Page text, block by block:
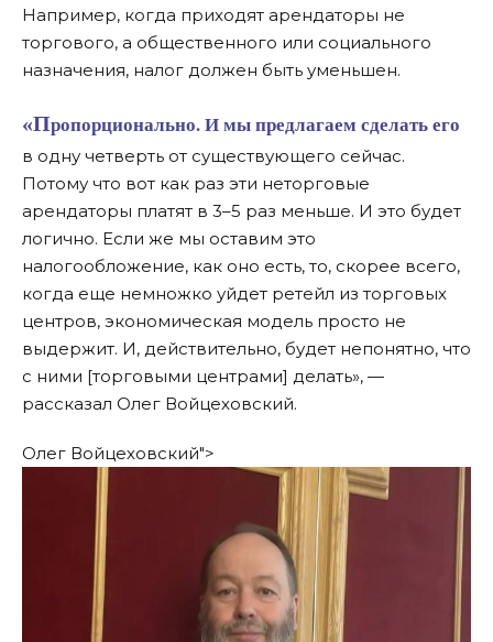
Например, когда приходят арендаторы не
торгового, а общественного или социального
назначения, налог должен быть уменьшен.
«Пропорционально. И мы предлагаем сделать его
в одну четверть от существующего сейчас.
Потому что вот как раз эти неторговые
арендаторы платят в 3–5 раз меньше. И это будет
логично. Если же мы оставим это
налогообложение, как оно есть, то, скорее всего,
когда еще немножко уйдет ретейл из торговых
центров, экономическая модель просто не
выдержит. И, действительно, будет непонятно, что
с ними [торговыми центрами] делать», —
рассказал Олег Войцеховский.
Олег Войцеховский">